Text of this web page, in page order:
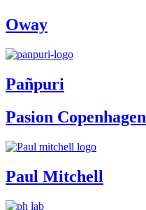
Oway
Pañpuri
Pasion Copenhagen
Paul Mitchell